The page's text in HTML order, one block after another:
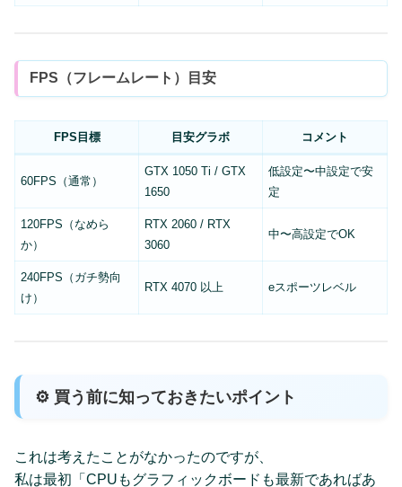
FPS（フレームレート）目安
FPS目標 目安グラボ コメント
60FPS（通常）
GTX 1050 Ti / GTX
1650
低設定〜中設定で安
定
120FPS（なめら
か）
RTX 2060 / RTX
3060
中〜高設定でOK
240FPS（ガチ勢向
け）
RTX 4070 以上 eスポーツレベル
⚙️ 買う前に知っておきたいポイント
これは考えたことがなかったのですが、
私は最初「CPUもグラフィックボードも最新であればあ